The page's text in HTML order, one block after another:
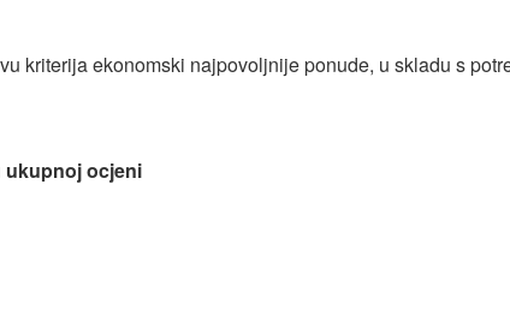
kriterija ekonomski najpovoljnije ponude, u skladu s
ukupnoj ocjeni